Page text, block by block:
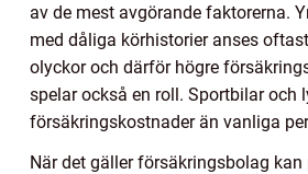
av de mest avgörande faktorerna.
med dåliga körhistorier anses
olyckor och därför högre
spelar också en roll. Sportbilar och
försäkringskostnader än vanliga
När det gäller försäkringsbolag